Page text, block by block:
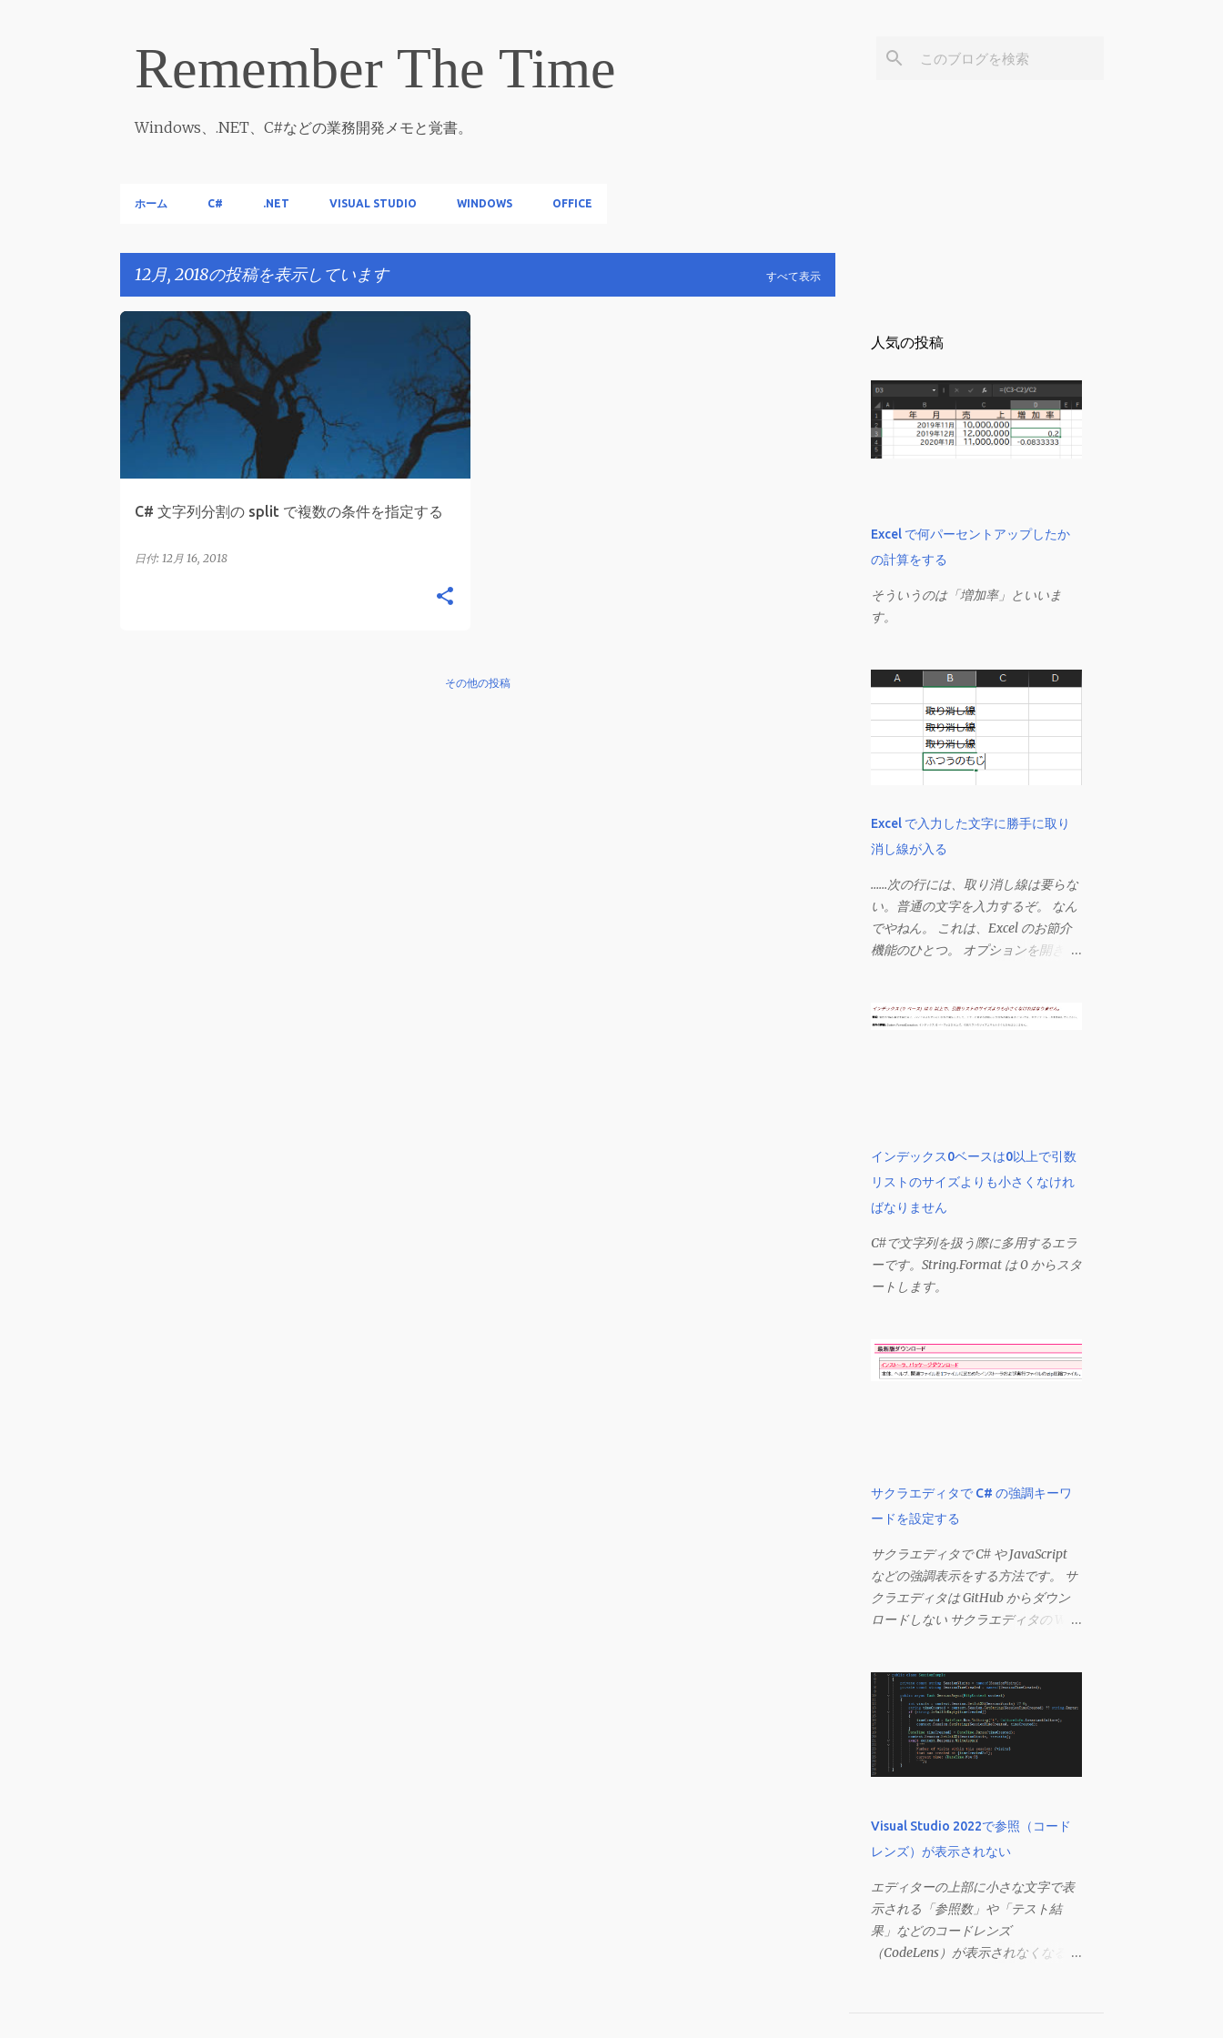
Remember The Time
Windows、.NET、C#などの業務開発メモと覚書。
ホーム C# .NET VISUAL STUDIO WINDOWS OFFICE
12月, 2018の投稿を表示しています すべて表示
投
稿
C# 文字列分割の split で複数の条件を指定する
日付: 12月 16, 2018
.NET
その他の投稿
人気の投稿
Excel で何パーセントアップしたか
の計算をする
そういうのは「増加率」といいま
す。
Excel で入力した文字に勝手に取り
消し線が入る
……次の行には、取り消し線は要らな
い。普通の文字を入力するぞ。 なん
でやねん。 これは、Excel のお節介
機能のひとつ。 オプションを開き、
式を拡張する」 のチェックを外す。
のセル（取り消し線の書式がないセ
ル）をコピーしてから、もう一度入
力してみます。 今度は大丈夫です。
Mac の場合、画面上部にあるメニュ
ーの「Excel」をクリックして環境設
定を開きます（「command + , （カ
ンマ）」 でも開きます）。 「編集」
を開きます。 「編集オプション」に
インデックス0ベースは0以上で引数
リストのサイズよりも小さくなけれ
ばなりません
C#で文字列を扱う際に多用するエラ
ーです。String.Format は 0 からスタ
ートします。
サクラエディタで C# の強調キーワ
ードを設定する
サクラエディタで C# や JavaScript
などの強調表示をする方法です。 サ
クラエディタは GitHub からダウン
ロードしない サクラエディタの Web
す。しかし、ここからダウンロード
したサクラエディタでは C# の強調
表示はできませんでした。（強調表
示するためのファイルが無い） 少し
古いですが、SOURCEFORGE からダ
SAKURA Editer であれば、強調表示
ができます。 サクラエディタをイン
ストール ダウンロードした .exe から
サクラエディタをインストールしま
す。 この Keyword フォルダに、強
調表示設定ファイルが揃っていま
す。 キーワードセットの表示 インス
Visual Studio 2022で参照（コード
レンズ）が表示されない
エディターの上部に小さな文字で表
示される「参照数」や「テスト結
果」などのコードレンズ
（CodeLens）が表示されなくなるこ